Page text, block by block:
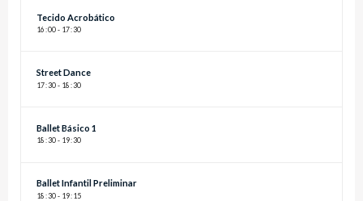
Tecido Acrobático
16:00 - 17:30
Street Dance
17:30 - 18:30
Ballet Básico 1
18:30 - 19:30
Ballet Infantil Preliminar
18:30 - 19:15